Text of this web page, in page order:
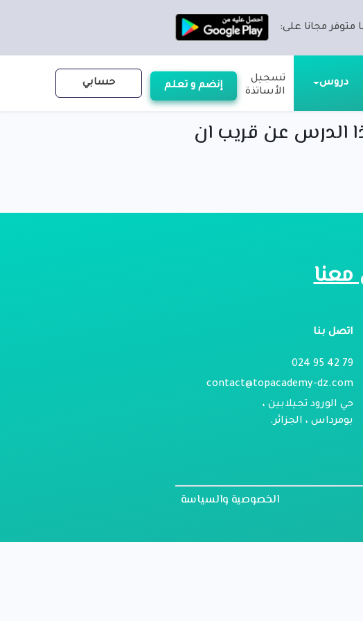
متوفر مجانا على:
دروس
تسجيل
الأساتذة
إنضم و تعلم حسابي
الدرس عن قريب ان
اتصل بنا
79 42 95 024
contact@topacademy-dz.com
حي الورود تجيلابين ،
بومرداس ، الجزائر.
الخصوصية والسياسة